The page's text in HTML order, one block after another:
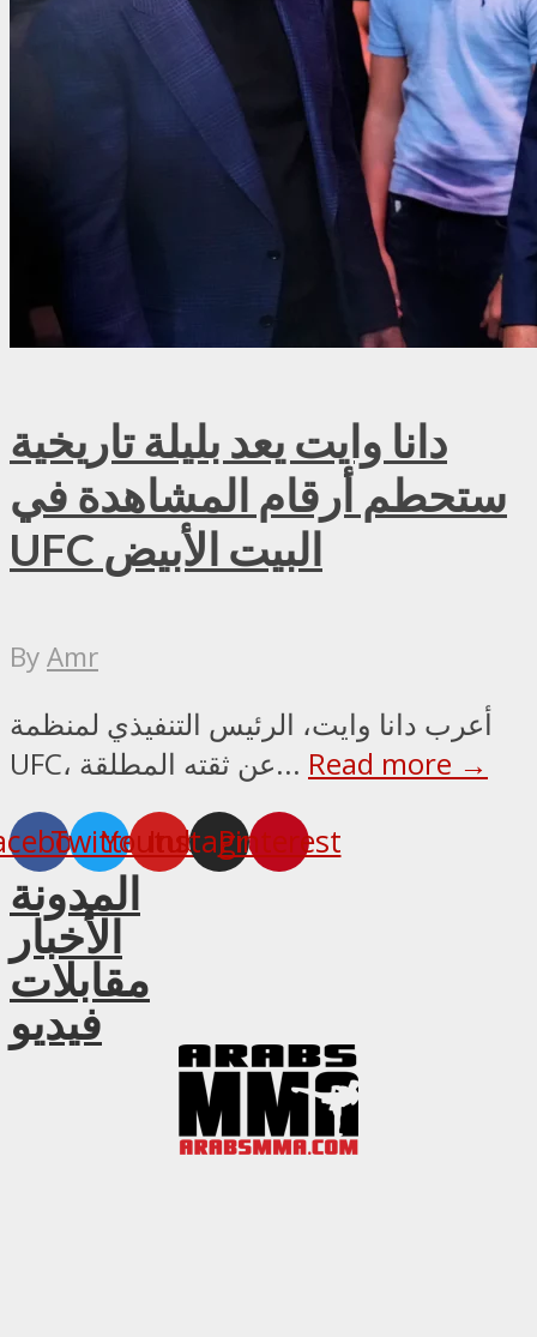
دانا وايت يعد بليلة تاريخية
ستحطم أرقام المشاهدة في
UFC البيت الأبيض
ByAmr
أعرب دانا وايت، الرئيس التنفيذي لمنظمة
UFC، عن ثقته المطلقة... Read more →
TwitterYoutube
Instagram
Pinterest
المدونة
الأخبار
مقابلات
فيديو